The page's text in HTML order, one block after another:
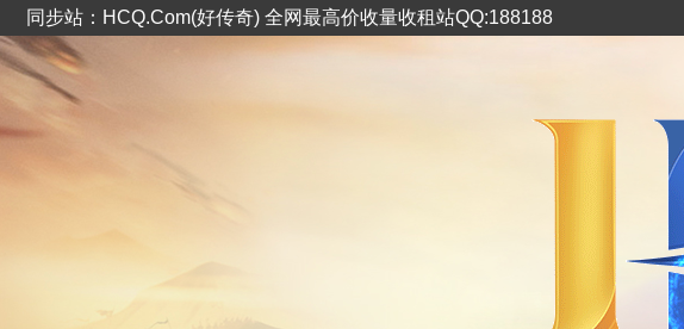
同步站：HCQ.Com(好传奇) 全网最高价收量收租站QQ:188188